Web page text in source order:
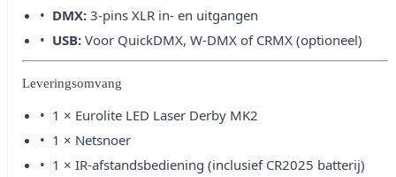
DMX: 3-pins XLR in- en uitgangen
USB: Voor QuickDMX, W-DMX of CRMX (optioneel)
Leveringsomvang
1 × Eurolite LED Laser Derby MK2
1 × Netsnoer
1 × IR-afstandsbediening (inclusief CR2025 batterij)